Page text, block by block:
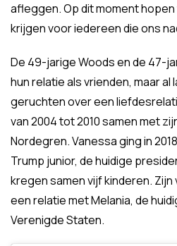
afleggen. Op dit moment
krijgen voor iedereen die ons
De 49-jarige Woods en de 47-
hun relatie als vrienden, maar
geruchten over een
van 2004 tot 2010 samen met
Nordegren. Vanessa ging in
Trump junior, de huidige
kregen samen vijf kinderen.
een relatie met Melania, de
Verenigde Staten.